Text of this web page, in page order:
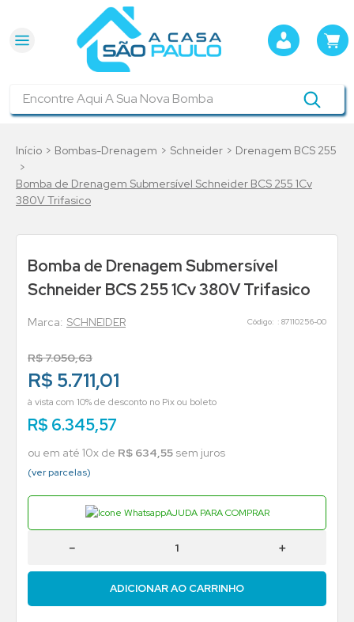
Bombas-Drenagem Schneider Drenagem BCS 255
Bomba de Drenagem Submersível Schneider BCS 255 1Cv
380V Trifasico
Bomba de Drenagem Submersível
Schneider BCS 255 1Cv 380V Trifasico
SCHNEIDER : 87110256-00
R$7.050,63
R$ 5.711,01
à vista com 10% de desconto no Pix ou boleto
R$ 6.345,57
ou em até 10x de R$ 634,55 sem juros
(ver parcelas)
AJUDA PARA COMPRAR
＋
－
ADICIONAR AO CARRINHO